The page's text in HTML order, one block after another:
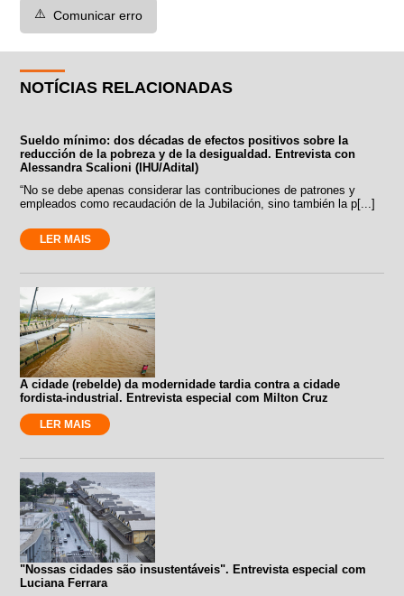
⚠️ Comunicar erro
NOTÍCIAS RELACIONADAS
Sueldo mínimo: dos décadas de efectos positivos sobre la
reducción de la pobreza y de la desigualdad. Entrevista con
Alessandra Scalioni (IHU/Adital)
“No se debe apenas considerar las contribuciones de patrones y
empleados como recaudación de la Jubilación, sino también la p[...]
LER MAIS
A cidade (rebelde) da modernidade tardia contra a cidade
fordista-industrial. Entrevista especial com Milton Cruz
LER MAIS
"Nossas cidades são insustentáveis". Entrevista especial com
Luciana Ferrara